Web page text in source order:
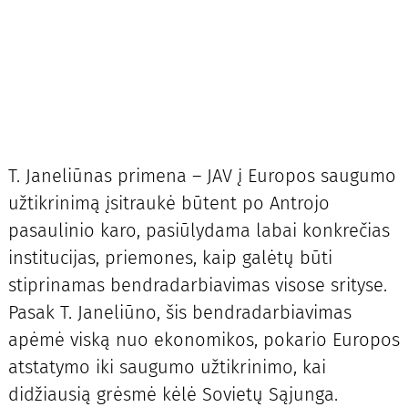
T. Janeliūnas primena – JAV į Europos saugumo
užtikrinimą įsitraukė būtent po Antrojo
pasaulinio karo, pasiūlydama labai konkrečias
institucijas, priemones, kaip galėtų būti
stiprinamas bendradarbiavimas visose srityse.
Pasak T. Janeliūno, šis bendradarbiavimas
apėmė viską nuo ekonomikos, pokario Europos
atstatymo iki saugumo užtikrinimo, kai
didžiausią grėsmė kėlė Sovietų Sąjunga.